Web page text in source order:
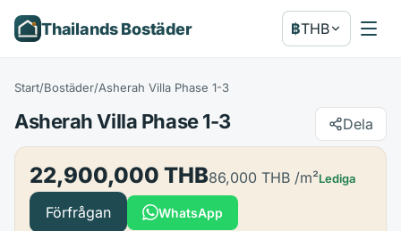
Thailands Bostäder ฿THB
Start/Bostäder/Asherah Villa Phase 1-3
Asherah Villa Phase 1-3 Dela
22,900,000 THB86,000 THB /m²Lediga
Förfrågan WhatsApp